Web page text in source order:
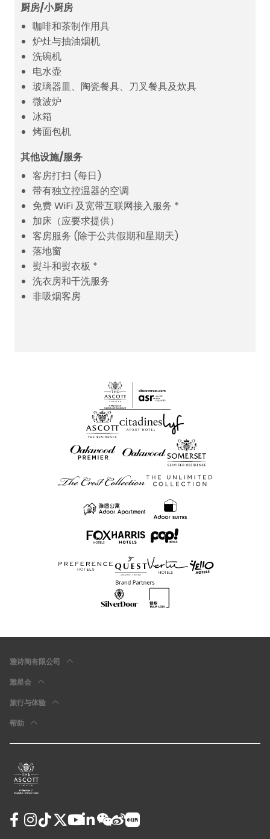
厨房/小厨房
咖啡和茶制作用具
炉灶与抽油烟机
洗碗机
电水壶
玻璃器皿、陶瓷餐具、刀叉餐具及炊具
微波炉
冰箱
烤面包机
其他设施/服务
客房打扫 (每日)
带有独立控温器的空调
免费 WiFi 及宽带互联网接入服务 *
加床（应要求提供）
客房服务 (除于公共假期和星期天)
落地窗
熨斗和熨衣板 *
洗衣房和干洗服务
非吸烟客房
雅诗阁有限公司
雅星会
旅行与体验
帮助